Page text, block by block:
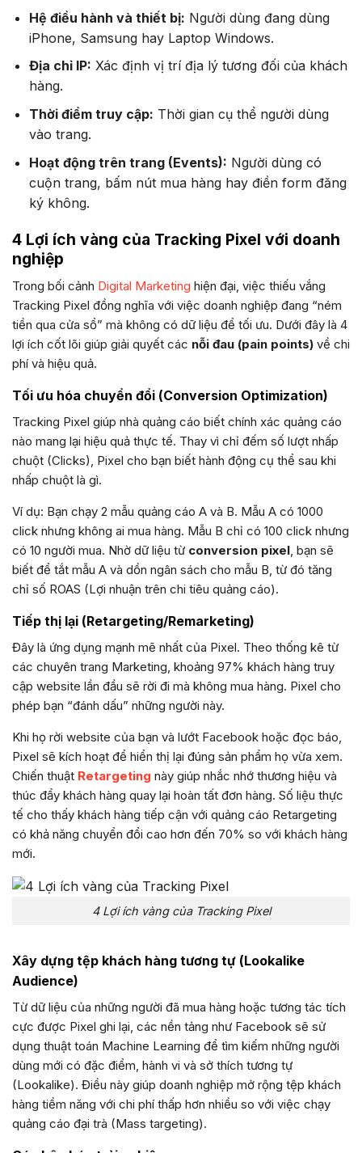
Hệ điều hành và thiết bị: Người dùng đang dùng
iPhone, Samsung hay Laptop Windows.
Địa chỉ IP: Xác định vị trí địa lý tương đối của khách
hàng.
Thời điểm truy cập: Thời gian cụ thể người dùng
vào trang.
Hoạt động trên trang (Events): Người dùng có
cuộn trang, bấm nút mua hàng hay điền form đăng
ký không.
4 Lợi ích vàng của Tracking Pixel với doanh
nghiệp
Trong bối cảnh Digital Marketing hiện đại, việc thiếu vắng
Tracking Pixel đồng nghĩa với việc doanh nghiệp đang “ném
tiền qua cửa sổ” mà không có dữ liệu để tối ưu. Dưới đây là 4
lợi ích cốt lõi giúp giải quyết các nỗi đau (pain points) về chi
phí và hiệu quả.
Tối ưu hóa chuyển đổi (Conversion Optimization)
Tracking Pixel giúp nhà quảng cáo biết chính xác quảng cáo
nào mang lại hiệu quả thực tế. Thay vì chỉ đếm số lượt nhấp
chuột (Clicks), Pixel cho bạn biết hành động cụ thể sau khi
nhấp chuột là gì.
Ví dụ: Bạn chạy 2 mẫu quảng cáo A và B. Mẫu A có 1000
click nhưng không ai mua hàng. Mẫu B chỉ có 100 click nhưng
có 10 người mua. Nhờ dữ liệu từ conversion pixel, bạn sẽ
biết để tắt mẫu A và dồn ngân sách cho mẫu B, từ đó tăng
chỉ số ROAS (Lợi nhuận trên chi tiêu quảng cáo).
Tiếp thị lại (Retargeting/Remarketing)
Đây là ứng dụng mạnh mẽ nhất của Pixel. Theo thống kê từ
các chuyên trang Marketing, khoảng 97% khách hàng truy
cập website lần đầu sẽ rời đi mà không mua hàng. Pixel cho
phép bạn “đánh dấu” những người này.
Khi họ rời website của bạn và lướt Facebook hoặc đọc báo,
Pixel sẽ kích hoạt để hiển thị lại đúng sản phẩm họ vừa xem.
Chiến thuật Retargeting này giúp nhắc nhớ thương hiệu và
thúc đẩy khách hàng quay lại hoàn tất đơn hàng. Số liệu thực
tế cho thấy khách hàng tiếp cận với quảng cáo Retargeting
có khả năng chuyển đổi cao hơn đến 70% so với khách hàng
mới.
4 Lợi ích vàng của Tracking Pixel
Xây dựng tệp khách hàng tương tự (Lookalike
Audience)
Từ dữ liệu của những người đã mua hàng hoặc tương tác tích
cực được Pixel ghi lại, các nền tảng như Facebook sẽ sử
dụng thuật toán Machine Learning để tìm kiếm những người
dùng mới có đặc điểm, hành vi và sở thích tương tự
(Lookalike). Điều này giúp doanh nghiệp mở rộng tệp khách
hàng tiềm năng với chi phí thấp hơn nhiều so với việc chạy
quảng cáo đại trà (Mass targeting).